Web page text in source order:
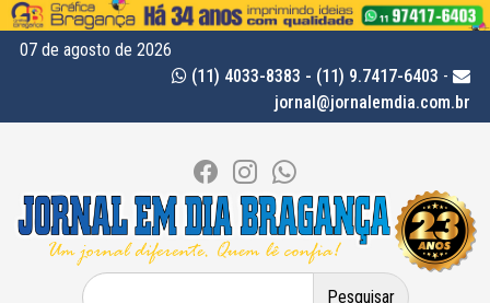
07 de agosto de 2026
(11) 4033-8383 - (11) 9.7417-6403 -
jornal@jornalemdia.com.br
Pesquisar